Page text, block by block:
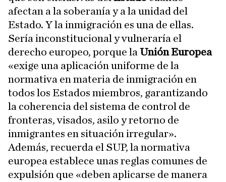
afectan a la soberanía y a la unidad del
Estado. Y la inmigración es una de ellas.
Sería inconstitucional y vulneraría el
derecho europeo, porque la Unión Europea
«exige una aplicación uniforme de la
normativa en materia de inmigración en
todos los Estados miembros, garantizando
la coherencia del sistema de control de
fronteras, visados, asilo y retorno de
inmigrantes en situación irregular».
Además, recuerda el SUP, la normativa
europea establece unas reglas comunes de
expulsión que «deben aplicarse de manera